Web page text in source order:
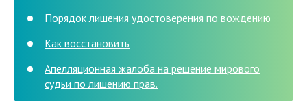
Порядок лишения удостоверения по вождению
Как восстановить
Апелляционная жалоба на решение мирового
судьи по лишению прав.